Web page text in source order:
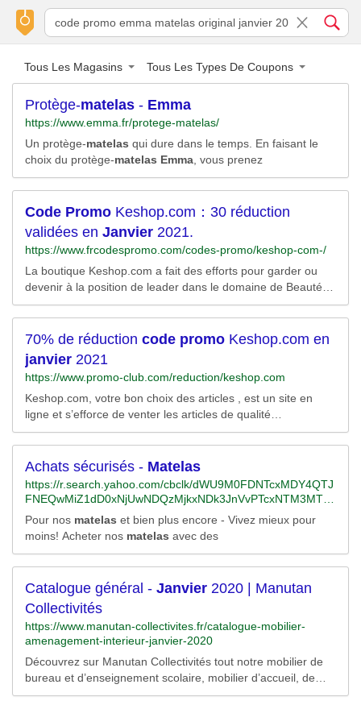
Tous Les Magasins Tous Les Types De Coupons
Protège-matelas - Emma
https://www.emma.fr/protege-matelas/
Un protège-matelas qui dure dans le temps. En faisant le
choix du protège-matelas Emma , vous prenez
Code Promo Keshop.com：30 réduction
validées en Janvier 2021.
https://www.frcodespromo.com/codes-promo/keshop-com-/
La boutique Keshop.com a fait des efforts pour garder ou
devenir à la position de leader dans le domaine de Beauté.
Abonnez-vous à notre newsletter s’il y a aucune promotion
qui vous satisfait en ce moment,Les nouveaux remises et
coupons Keshop.com vous seront envoyés régulièrement.
..Plus »...
70% de réduction code promo Keshop.com en
janvier 2021
https://www.promo-club.com/reduction/keshop.com
Keshop.com, votre bon choix des articles , est un site en
ligne et s’efforce de venter les articles de qualité
exceptionnele. Keshop.com vous présente une large gamme
de produits indispensables pour votre vie. Vous pouvez
facilement trouvez presque tous les produits dont vous avez
besoin. Sélectionnez les articles dont vous...
Achats sécurisés - Matelas
https://r.search.yahoo.com/cbclk/dWU9M0FDNTcxMDY4QTJ
FNEQwMiZ1dD0xNjUwNDQzMjkxNDk3JnVvPTcxNTM3MTYy
MjY1MjYxJmx0PTImcz0yJmVzPVV4ZnVJTmNHUFNfSmtjVjd
ZbkZhek9JemdadUYwMjlNWTlGOHZzOERTZFBZaHJUWQ-
-/RV=2/RE=1650472091/RO=10/RU=https%3a%2f%2fwww.b
ing.com%2faclick%3fld%3de8kekixyefNsdqFGz53P3_KzVUC
Uzbqd-
W_ymfWUiybJGvFil_CNuI4M9xkwKhIn34PZw0LCf7UOonL3
5RYuCLEia0IahVRdmM2q4luN2YHUNXU1dH-
t7YJxsQEleIOIGE7JuPVUlOk2rx08mvPXAkd6PcmEsaHoKDy
WDIZGPR0vW9x-
0N%26u%3daHR0cHMlM2ElMmYlMmZ3d3cudmlkYXhsLmZ
yJTJmZyUyZjI2OTYlMmZtYXRlbGFzJTNmbXNjbGtpZCUzZ
Dg0N2I2MmUyYzViYjEyMjYyOGE0MDBiZDAxYTAzZjc1JTI2
dXRtX3NvdXJjZSUzZGJpbmclMjZ1dG1fbWVkaXVtJTNkY3Bj
Pour nos matelas et bien plus encore - Vivez mieux pour
moins! Acheter nos matelas avec des
Catalogue général - Janvier 2020 | Manutan
Collectivités
https://www.manutan-collectivites.fr/catalogue-mobilier-
amenagement-interieur-janvier-2020
Découvrez sur Manutan Collectivités tout notre mobilier de
bureau et d’enseignement scolaire, mobilier d’accueil, de
restauration et d’hébergement, sport, mobilier urbain,